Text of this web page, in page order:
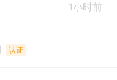
1小时前
认证